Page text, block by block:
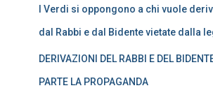
I Verdi si oppongono a chi vuole
dal Rabbi e dal Bidente vietate dalla
DERIVAZIONI DEL RABBI E DEL
PARTE LA PROPAGANDA